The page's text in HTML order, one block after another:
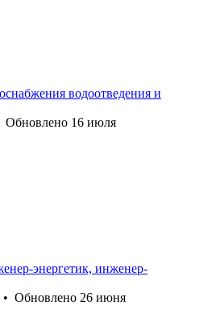
водоотведения и
Обновлено 16 июля
энергетик, инженер-
• Обновлено 26 июня